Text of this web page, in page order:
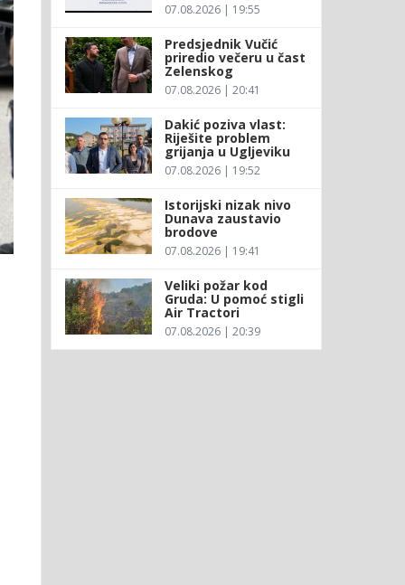
07.08.2026 | 19:55
Predsjednik Vučić
priredio večeru u čast
Zelenskog
07.08.2026 | 20:41
Dakić poziva vlast:
Riješite problem
grijanja u Ugljeviku
07.08.2026 | 19:52
Istorijski nizak nivo
Dunava zaustavio
brodove
07.08.2026 | 19:41
Veliki požar kod
Gruda: U pomoć stigli
Air Tractori
07.08.2026 | 20:39